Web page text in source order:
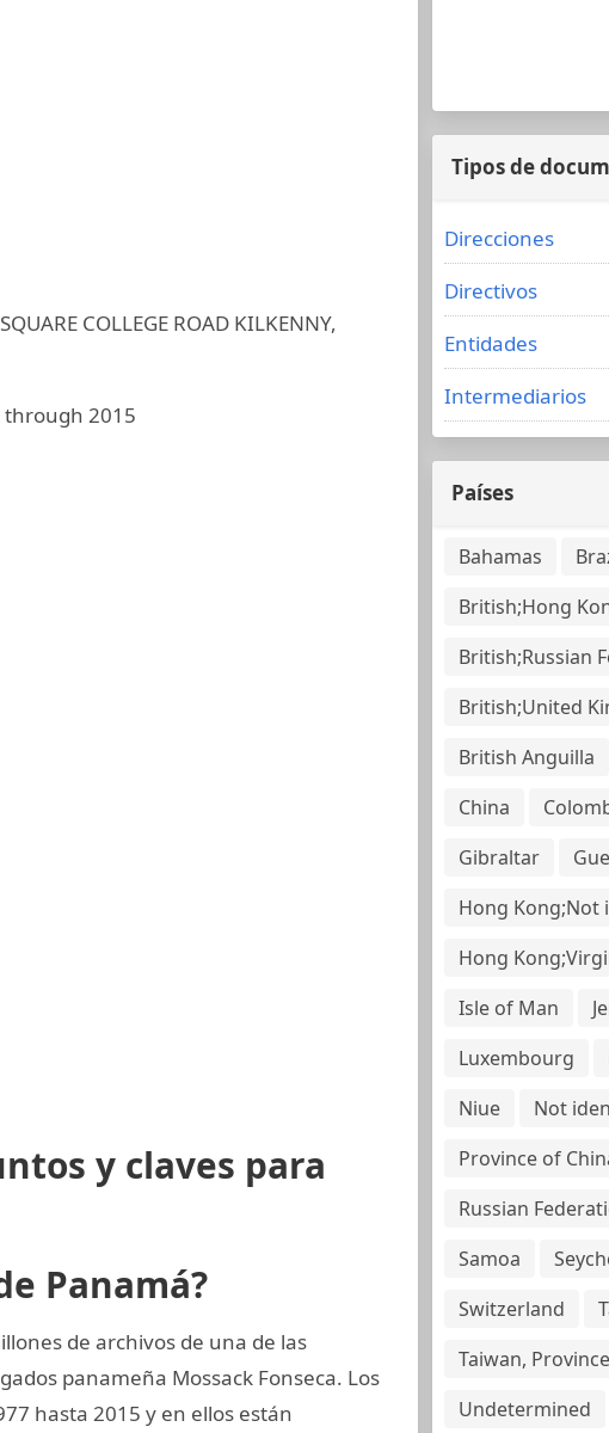
COLLEGE ROAD KILKENNY,
through 2015
y claves para
Panamá?
de archivos de una de las
panameña Mossack Fonseca. Los
hasta 2015 y en ellos están
Tipos de
Direcciones
Directivos
Entidades
Intermediarios
Países
Bahamas
British;Hong
British;Russian
British;United
British Anguilla
China
Gibraltar
Hong Kong;Not
Hong
Isle of Man
Luxembourg
Niue
Not
Province of
Russian
Samoa
Switzerland
Taiwan,
Undetermined